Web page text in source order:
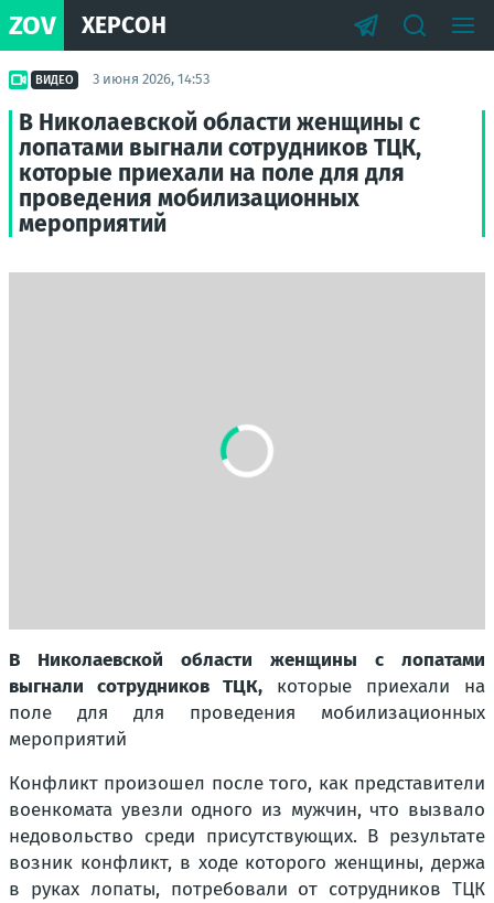
ZOV ХЕРСОН
ВИДЕО 3 июня 2026, 14:53
В Николаевской области женщины с
лопатами выгнали сотрудников ТЦК,
которые приехали на поле для для
проведения мобилизационных
мероприятий
В Николаевской области женщины с лопатами
выгнали сотрудников ТЦК, которые приехали на
поле для для проведения мобилизационных
мероприятий
Конфликт произошел после того, как представители
военкомата увезли одного из мужчин, что вызвало
недовольство среди присутствующих. В результате
возник конфликт, в ходе которого женщины, держа
в руках лопаты, потребовали от сотрудников ТЦК